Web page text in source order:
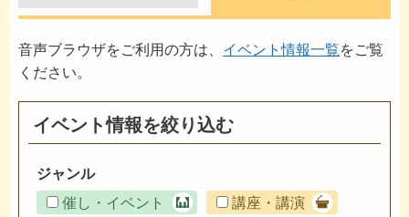
音声ブラウザをご利用の方は、 イベント情報一覧をご覧
ください。
イベント情報を絞り込む
ジャンル
催し・イベント
講座・講演